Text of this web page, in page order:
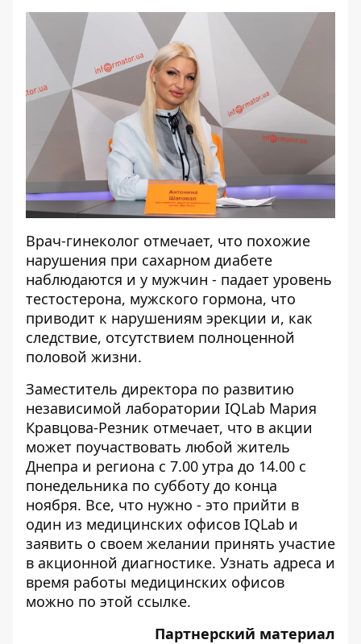
Врач-гинеколог отмечает, что похожие
нарушения при сахарном диабете
наблюдаются и у мужчин - падает уровень
тестостерона, мужского гормона, что
приводит к нарушениям эрекции и, как
следствие, отсутствием полноценной
половой жизни.
Заместитель директора по развитию
независимой лаборатории IQLab Мария
Кравцова-Резник отмечает, что в акции
может поучаствовать любой житель
Днепра и региона с 7.00 утра до 14.00 с
понедельника по субботу до конца
ноября. Все, что нужно - это прийти в
один из медицинских офисов IQLab и
заявить о своем желании принять участие
в акционной диагностике. Узнать адреса и
время работы медицинских офисов
можно по этой ссылке.
Партнерский материал